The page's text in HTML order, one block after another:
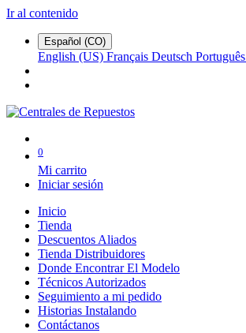
Ir al contenido
Español (CO)
English (US) Français Deutsch Português
0
Mi carrito
Iniciar sesión
Inicio
Tienda
Descuentos Aliados
Tienda Distribuidores
Donde Encontrar El Modelo
Técnicos Autorizados
Seguimiento a mi pedido
Historias Instalando
Contáctanos